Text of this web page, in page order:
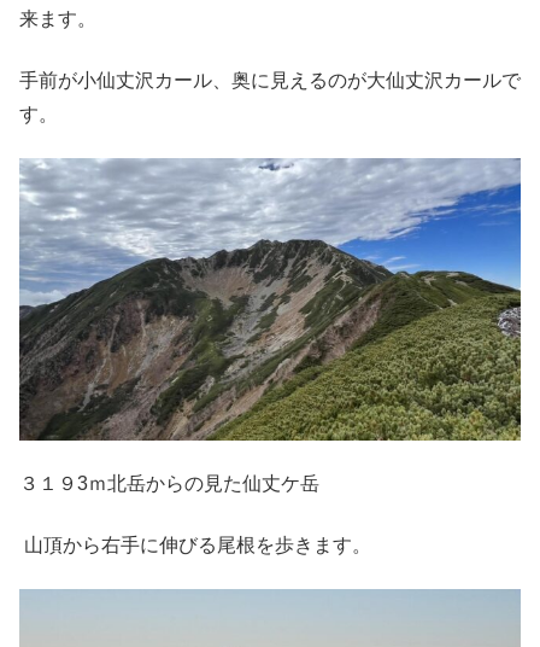
来ます。
手前が小仙丈沢カール、奥に見えるのが大仙丈沢カールで
す。
３１９3ｍ北岳からの見た仙丈ケ岳
山頂から右手に伸びる尾根を歩きます。